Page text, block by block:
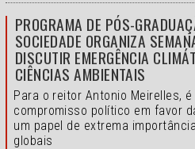
PROGRAMA DE PÓS-
SOCIEDADE ORGANIZA
DISCUTIR EMERGÊNCIA
CIÊNCIAS AMBIENTAIS
Para o reitor Antonio Meirelles,
compromisso político em favor
um papel de extrema
globais